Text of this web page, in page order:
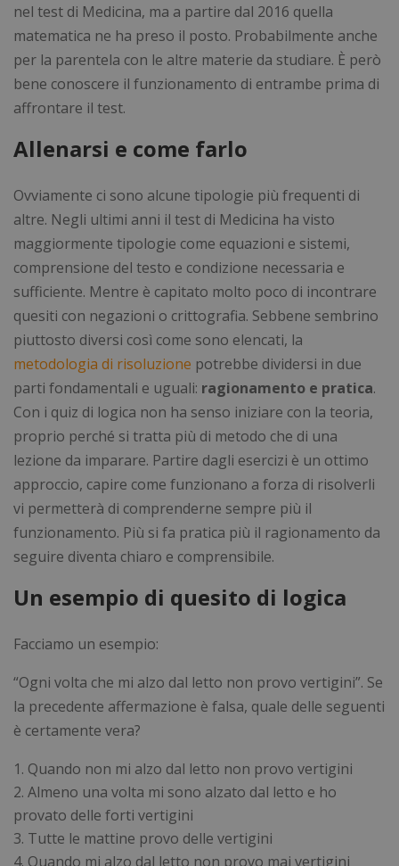
nel test di Medicina, ma a partire dal 2016 quella
matematica ne ha preso il posto. Probabilmente anche
per la parentela con le altre materie da studiare. È però
bene conoscere il funzionamento di entrambe prima di
affrontare il test.
Allenarsi e come farlo
Ovviamente ci sono alcune tipologie più frequenti di
altre. Negli ultimi anni il test di Medicina ha visto
maggiormente tipologie come equazioni e sistemi,
comprensione del testo e condizione necessaria e
sufficiente. Mentre è capitato molto poco di incontrare
quesiti con negazioni o crittografia. Sebbene sembrino
piuttosto diversi così come sono elencati, la
metodologia di risoluzione potrebbe dividersi in due
parti fondamentali e uguali: ragionamento e pratica.
Con i quiz di logica non ha senso iniziare con la teoria,
proprio perché si tratta più di metodo che di una
lezione da imparare. Partire dagli esercizi è un ottimo
approccio, capire come funzionano a forza di risolverli
vi permetterà di comprenderne sempre più il
funzionamento. Più si fa pratica più il ragionamento da
seguire diventa chiaro e comprensibile.
Un esempio di quesito di logica
Facciamo un esempio:
“Ogni volta che mi alzo dal letto non provo vertigini”. Se
la precedente affermazione è falsa, quale delle seguenti
è certamente vera?
Quando non mi alzo dal letto non provo vertigini
Almeno una volta mi sono alzato dal letto e ho
provato delle forti vertigini
Tutte le mattine provo delle vertigini
Quando mi alzo dal letto non provo mai vertigini